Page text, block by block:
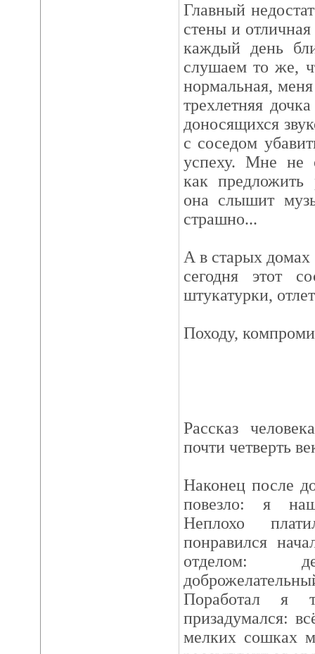
Главный
стены и
каждый день
слушаем то же,
нормальная,
трехлетняя
доносящихся
с соседом
успеху. Мне не
как предложить
она слышит
страшно...
А в старых
сегодня этот
штукатурки,
Походу,
Рассказ
почти четверть
Наконец после
повезло: я
Неплохо
понравился
отделом:
Поработал я
призадумался:
мелких сошках